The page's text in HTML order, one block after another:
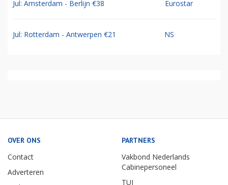
Jul: Amsterdam - Berlijn €38 Eurostar
Jul: Rotterdam - Antwerpen €21 NS
OVER ONS
Contact
Adverteren
PARTNERS
Vakbond Nederlands
Cabinepersoneel
TUI